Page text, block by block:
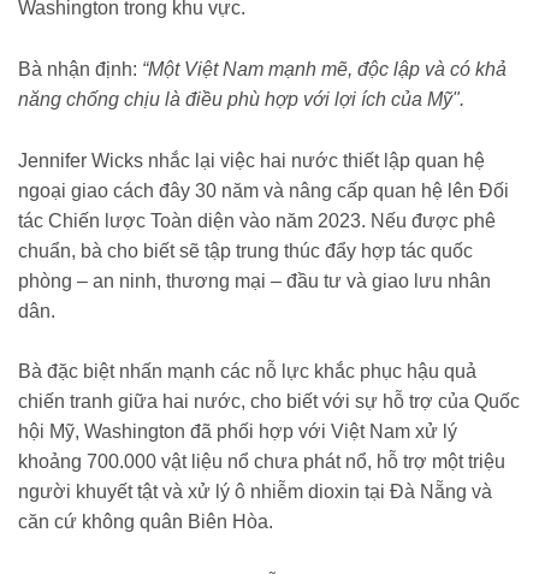
Washington trong khu vực.
Bà nhận định: “Một Việt Nam mạnh mẽ, độc lập và có khả
năng chống chịu là điều phù hợp với lợi ích của Mỹ".
Jennifer Wicks nhắc lại việc hai nước thiết lập quan hệ
ngoại giao cách đây 30 năm và nâng cấp quan hệ lên Đối
tác Chiến lược Toàn diện vào năm 2023. Nếu được phê
chuẩn, bà cho biết sẽ tập trung thúc đẩy hợp tác quốc
phòng – an ninh, thương mại – đầu tư và giao lưu nhân
dân.
Bà đặc biệt nhấn mạnh các nỗ lực khắc phục hậu quả
chiến tranh giữa hai nước, cho biết với sự hỗ trợ của Quốc
hội Mỹ, Washington đã phối hợp với Việt Nam xử lý
khoảng 700.000 vật liệu nổ chưa phát nổ, hỗ trợ một triệu
người khuyết tật và xử lý ô nhiễm dioxin tại Đà Nẵng và
căn cứ không quân Biên Hòa.